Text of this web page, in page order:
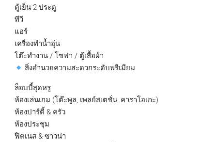
ตู้เย็น 2 ประตู
ทีวี
แอร์
เครื่องทำน้ำอุ่น
โต๊ะทำงาน / โซฟา / ตู้เสื้อผ้า
สิ่งอำนวยความสะดวกระดับพรีเมียม
ล็อบบี้สุดหรู
ห้องเล่นเกม (โต๊ะพูล, เพลย์สเตชั่น, คาราโอเกะ)
ห้องปาร์ตี้ & ครัว
ห้องประชุม
ฟิตเนส & ซาวน่า